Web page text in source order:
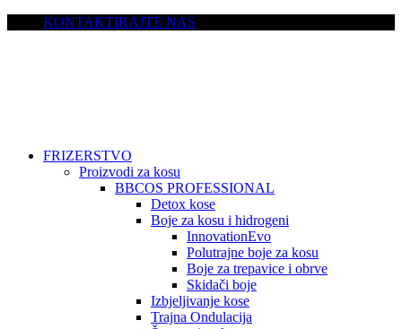
KONTAKTIRAJTE NAS
FRIZERSTVO
Proizvodi za kosu
BBCOS PROFESSIONAL
Detox kose
Boje za kosu i hidrogeni
InnovationEvo
Polutrajne boje za kosu
Boje za trepavice i obrve
Skidači boje
Izbjeljivanje kose
Trajna Ondulacija